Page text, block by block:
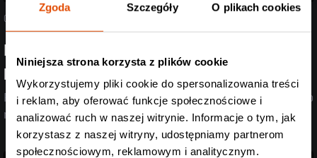
Zgoda Szczegóły O plikach cookies
Niniejsza strona korzysta z plików cookie
Wykorzystujemy pliki cookie do spersonalizowania treści
i reklam, aby oferować funkcje społecznościowe i
analizować ruch w naszej witrynie. Informacje o tym, jak
korzystasz z naszej witryny, udostępniamy partnerom
społecznościowym, reklamowym i analitycznym.
05.08.2026
Poznaliśmy support Spineshank i Hed PE! Przed
headlinerami wystąpią Mü
Post-rock, przebojowe refreny i death metal w jednym? Dla nich to
nie problem!